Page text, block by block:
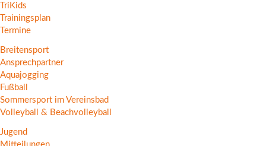
TriKids
Trainingsplan
Termine
Breitensport
Ansprechpartner
Aquajogging
Fußball
Sommersport im Vereinsbad
Volleyball & Beachvolleyball
Jugend